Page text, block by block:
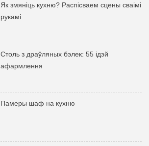
Як змяніць кухню? Распісваем сцены сваімі
рукамі
Столь з драўляных бэлек: 55 ідэй
афармлення
Памеры шаф на кухню